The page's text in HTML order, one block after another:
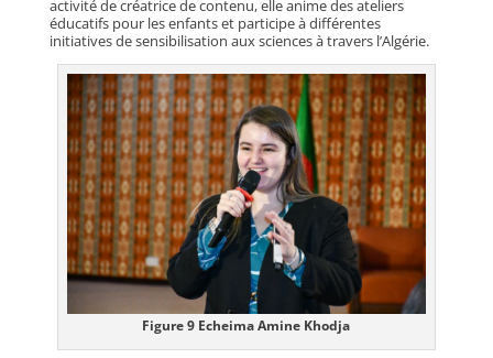
activité de créatrice de contenu, elle anime des ateliers
éducatifs pour les enfants et participe à différentes
initiatives de sensibilisation aux sciences à travers l’Algérie.
Figure 9 Echeima Amine Khodja